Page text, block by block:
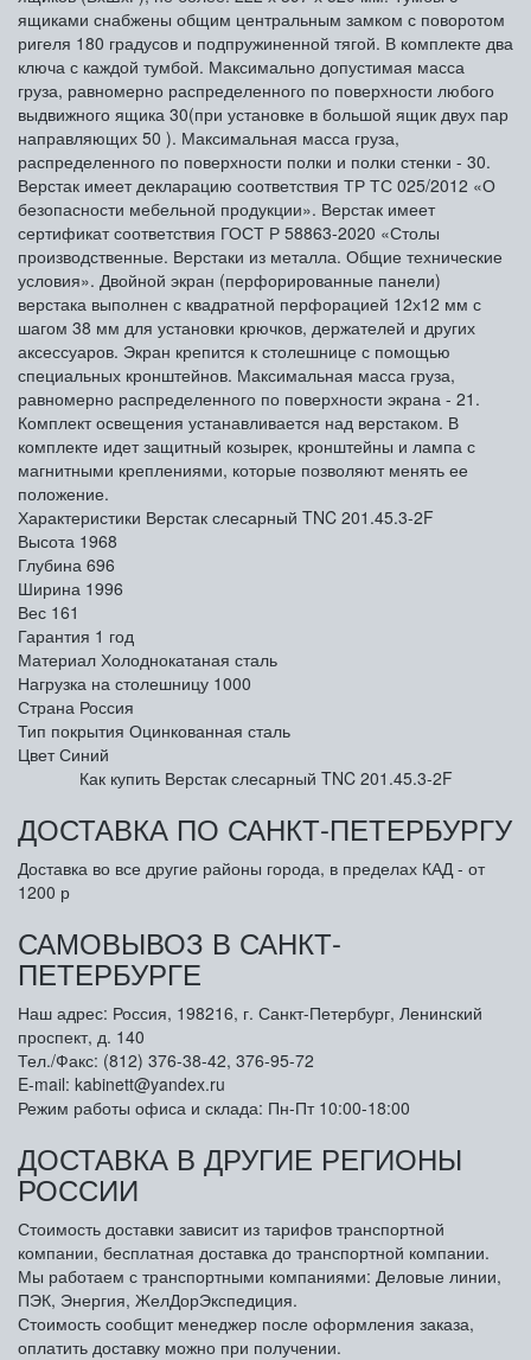
ящиками снабжены общим центральным замком с поворотом
ригеля 180 градусов и подпружиненной тягой. В комплекте два
ключа с каждой тумбой. Максимально допустимая масса
груза, равномерно распределенного по поверхности любого
выдвижного ящика 30(при установке в большой ящик двух пар
направляющих 50 ). Максимальная масса груза,
распределенного по поверхности полки и полки стенки - 30.
Верстак имеет декларацию соответствия ТР ТС 025/2012 «О
безопасности мебельной продукции». Верстак имеет
сертификат соответствия ГОСТ Р 58863-2020 «Столы
производственные. Верстаки из металла. Общие технические
условия». Двойной экран (перфорированные панели)
верстака выполнен с квадратной перфорацией 12х12 мм с
шагом 38 мм для установки крючков, держателей и других
аксессуаров. Экран крепится к столешнице с помощью
специальных кронштейнов. Максимальная масса груза,
равномерно распределенного по поверхности экрана - 21.
Комплект освещения устанавливается над верстаком. В
комплекте идет защитный козырек, кронштейны и лампа с
магнитными креплениями, которые позволяют менять ее
положение.
Характеристики Верстак слесарный TNC 201.45.3-2F
Высота 1968
Глубина 696
Ширина 1996
Вес 161
Гарантия 1 год
Материал Холоднокатаная сталь
Нагрузка на столешницу 1000
Страна Россия
Тип покрытия Оцинкованная сталь
Цвет Синий
Как купить Верстак слесарный TNC 201.45.3-2F
ДОСТАВКА ПО САНКТ-ПЕТЕРБУРГУ
Доставка во все другие районы города, в пределах КАД - от
1200 р
САМОВЫВОЗ В САНКТ-
ПЕТЕРБУРГЕ
Наш адрес: Россия, 198216, г. Санкт-Петербург, Ленинский
проспект, д. 140
Тел./Факс: (812) 376-38-42, 376-95-72
E-mail: kabinett@yandex.ru
Режим работы офиса и склада: Пн-Пт 10:00-18:00
ДОСТАВКА В ДРУГИЕ РЕГИОНЫ
РОССИИ
Стоимость доставки зависит из тарифов транспортной
компании, бесплатная доставка до транспортной компании.
Мы работаем с транспортными компаниями: Деловые линии,
ПЭК, Энергия, ЖелДорЭкспедиция.
Стоимость сообщит менеджер после оформления заказа,
оплатить доставку можно при получении.